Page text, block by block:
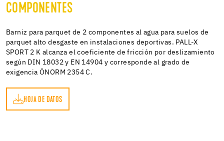
COMPONENTES
Barniz para parquet de 2 componentes al agua para suelos de
parquet alto desgaste en instalaciones deportivas. PALL-X
SPORT 2 K alcanza el coeficiente de fricción por deslizamiento
según DIN 18032 y EN 14904 y corresponde al grado de
exigencia ÖNORM 2354 C.
HOJA DE DATOS